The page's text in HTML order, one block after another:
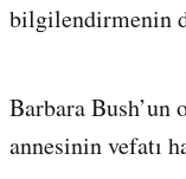
bilgilendirmenin
Barbara Bush’un
annesinin vefatı